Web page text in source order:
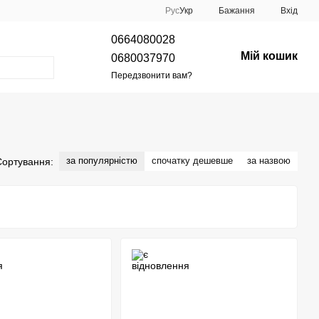
РусУкр Бажання Вхід
0664080028
0680037970
Передзвонити вам?
Мій кошик
за популярністю спочатку дешевше за назвою